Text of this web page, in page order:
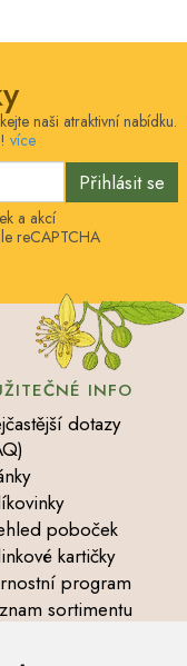
naši atraktivní nabídku.
více
Přihlásit se
a akcí
reCAPTCHA
INFO
dotazy
poboček
kartičky
program
sortimentu